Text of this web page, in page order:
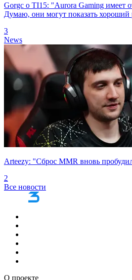
Gorgc о TI15: "Aurora Gaming имеет
Думаю, они могут показать хороший
3
News
Arteezy: "Сброс MMR вновь
2
Все новости
О проекте